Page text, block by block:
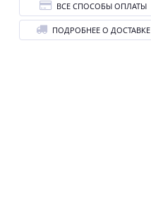
ВСЕ СПОСОБЫ ОПЛАТЫ
ПОДРОБНЕЕ О ДОСТАВКЕ